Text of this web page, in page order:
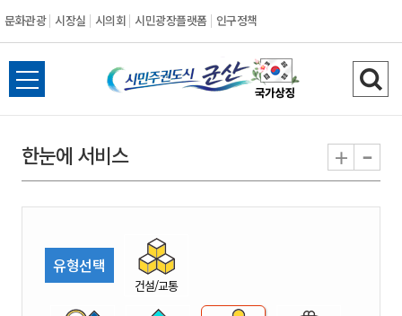
문화관광 시장실 시의회 시민광장플랫폼 인구정책
시
민
권
시
전
체
뉴
열
검
색
기
한눈에 서비스 + -
유형선택
건설/교통